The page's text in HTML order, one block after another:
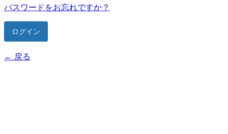
パスワードをお忘れですか？
← 戻る